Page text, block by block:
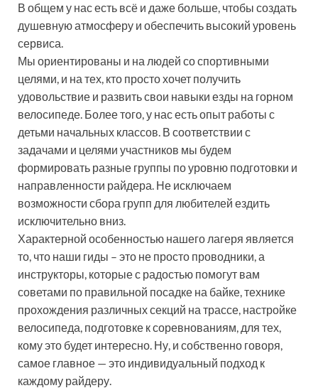
В общем у нас есть всё и даже больше, чтобы создать
душевную атмосферу и обеспечить высокий уровень
сервиса.
Мы ориентированы и на людей со спортивными
целями, и на тех, кто просто хочет получить
удовольствие и развить свои навыки езды на горном
велосипеде. Более того, у нас есть опыт работы с
детьми начальных классов. В соответствии с
задачами и целями участников мы будем
формировать разные группы по уровню подготовки и
направленности райдера. Не исключаем
возможности сбора групп для любителей ездить
исключительно вниз.
Характерной особенностью нашего лагеря является
то, что наши гиды – это не просто проводники, а
инструкторы, которые с радостью помогут вам
советами по правильной посадке на байке, технике
прохождения различных секций на трассе, настройке
велосипеда, подготовке к соревнованиям, для тех,
кому это будет интересно. Ну, и собственно говоря,
самое главное — это индивидуальный подход к
каждому райдеру.